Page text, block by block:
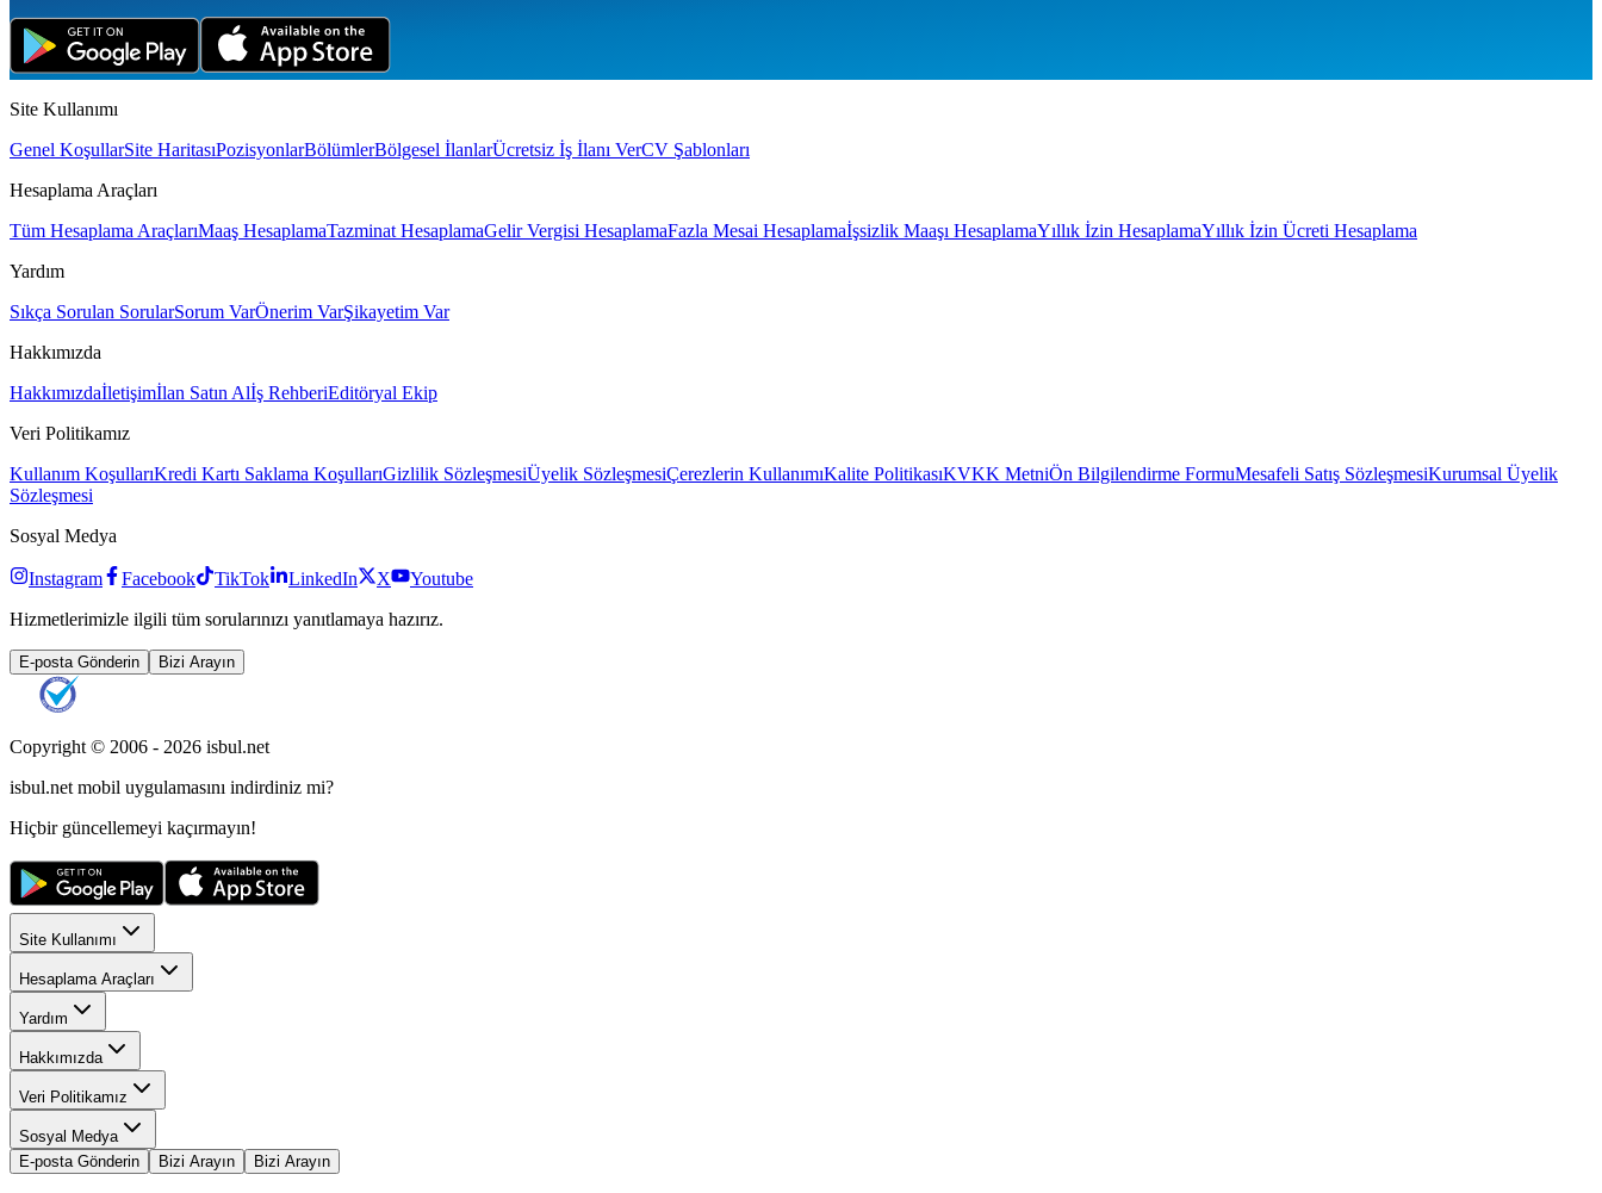
Site Kullanımı
Genel KoşullarSite HaritasıPozisyonlarBölümlerBölgesel İlanlarÜcretsiz İş İlanı VerCV Şablonları
Hesaplama Araçları
Tüm Hesaplama AraçlarıMaaş HesaplamaTazminat HesaplamaGelir Vergisi HesaplamaFazla Mesai Hesaplamaİşsizlik Maaşı HesaplamaYıllık İzin HesaplamaYıllık İzin Ücreti Hesaplama
Yardım
Sıkça Sorulan SorularSorum VarÖnerim VarŞikayetim Var
Hakkımızda
Hakkımızdaİletişimİlan Satın Alİş RehberiEditöryal Ekip
Veri Politikamız
Kullanım KoşullarıKredi Kartı Saklama KoşullarıGizlilik SözleşmesiÜyelik SözleşmesiÇerezlerin KullanımıKalite PolitikasıKVKK MetniÖn Bilgilendirme FormuMesafeli Satış SözleşmesiKurumsal Üyelik
Sözleşmesi
Sosyal Medya
Instagram Facebook TikTok LinkedIn X
Youtube
Hizmetlerimizle ilgili tüm sorularınızı yanıtlamaya hazırız.
E-posta Gönderin Bizi Arayın
Copyright © 2006 - 2026 isbul.net
isbul.net mobil uygulamasını indirdiniz mi?
Hiçbir güncellemeyi kaçırmayın!
Site Kullanımı
Hesaplama Araçları
Yardım
Hakkımızda
Veri Politikamız
Sosyal Medya
E-posta Gönderin
Bizi Arayın Bizi Arayın